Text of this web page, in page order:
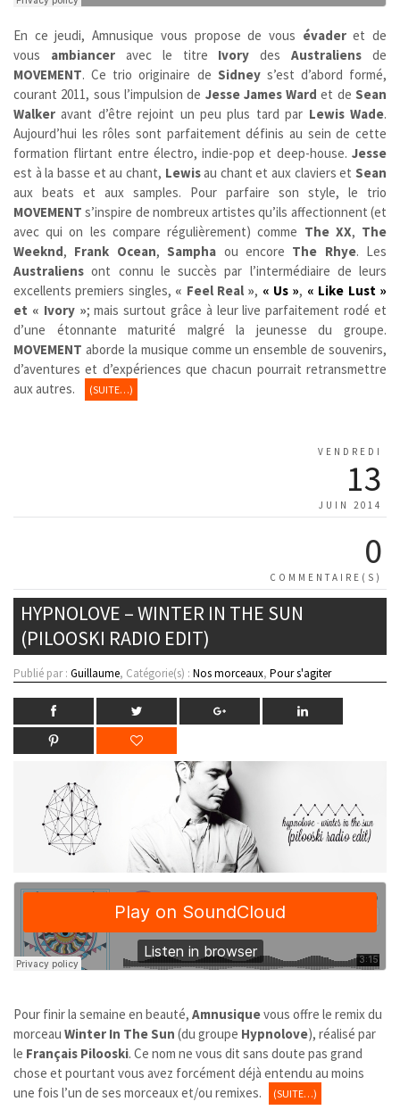
En ce jeudi, Amnusique vous propose de vous évaderet de
vous ambianceravec le titre Ivory desAustraliens de
MOVEMENT. Ce trio originaire de Sidneys’est d’abord formé,
courant 2011, sous l’impulsion de Jesse James Ward et de Sean
Walker avant d’être rejoint un peu plus tard par Lewis Wade.
Aujourd’hui les rôles sont parfaitement définis au sein de cette
formation flirtant entre électro, indie-pop et deep-house. Jesse
est à la basse et au chant, Lewisau chant et aux claviers etSean
aux beats et aux samples. Pour parfaire son style, le trio
MOVEMENT s’inspire de nombreux artistes qu’ils affectionnent (et
avec qui on les compare régulièrement) comme The XX, The
Weeknd, Frank Ocean,Sampha ou encore The Rhye. Les
Australiens ont connu le succès par l’intermédiaire de leurs
excellents premiers singles, « Feel Real », « Us », « Like Lust »
et « Ivory »; mais surtout grâce à leur live parfaitement rodé et
d’une étonnante maturité malgré la jeunesse du groupe.
MOVEMENT aborde la musique comme un ensemble de souvenirs,
d’aventures et d’expériences que chacun pourrait retransmettre
aux autres.
(SUITE…)
VENDREDI
13
JUIN 2014
0
COMMENTAIRE(S)
HYPNOLOVE – WINTER IN THE SUN
(PILOOSKI RADIO EDIT)
Publié par : Guillaume, Catégorie(s) : Nos morceaux, Pour s'agiter
Pour finir la semaine en beauté, Amnusiquevous offre le remix du
morceau Winter In The Sun (du groupe Hypnolove), réalisé par
le Français Pilooski. Ce nom ne vous dit sans doute pas grand
chose et pourtant vous avez forcément déjà entendu au moins
une fois l’un de ses morceaux et/ou remixes.
(SUITE…)